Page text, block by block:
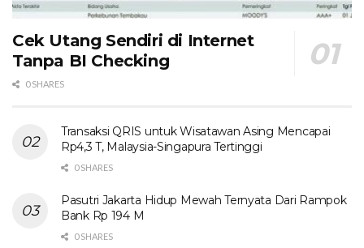
Cek Utang Sendiri di Internet
Tanpa BI Checking
0 SHARES
Transaksi QRIS untuk Wisatawan Asing Mencapai
Rp4,3 T, Malaysia-Singapura Tertinggi
0 SHARES
Pasutri Jakarta Hidup Mewah Ternyata Dari Rampok
Bank Rp 194 M
0 SHARES